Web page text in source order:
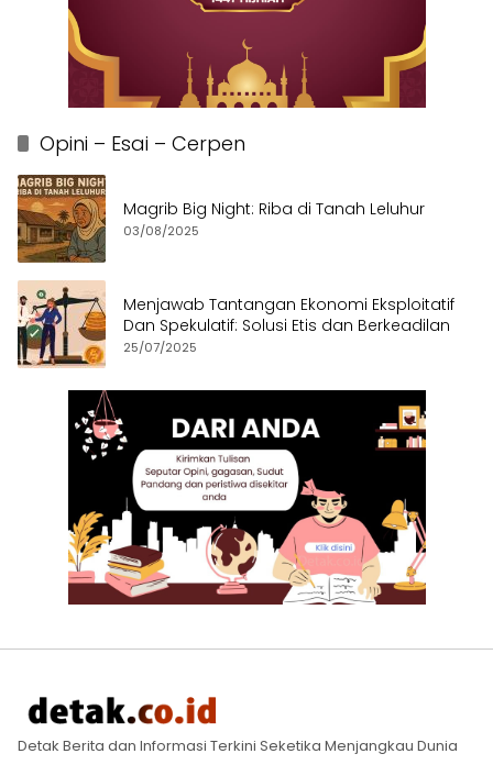
Opini – Esai – Cerpen
Magrib Big Night: Riba di Tanah Leluhur
03/08/2025
Menjawab Tantangan Ekonomi Eksploitatif
Dan Spekulatif: Solusi Etis dan Berkeadilan
25/07/2025
Detak Berita dan Informasi Terkini Seketika Menjangkau Dunia